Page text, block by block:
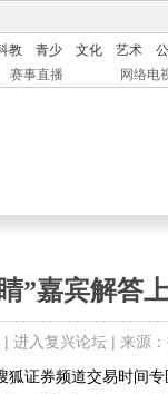
教 青少 文化 艺术
赛事直播 网络电
”嘉宾解答
| 进入复兴论坛| 来源：
证券频道交易时间